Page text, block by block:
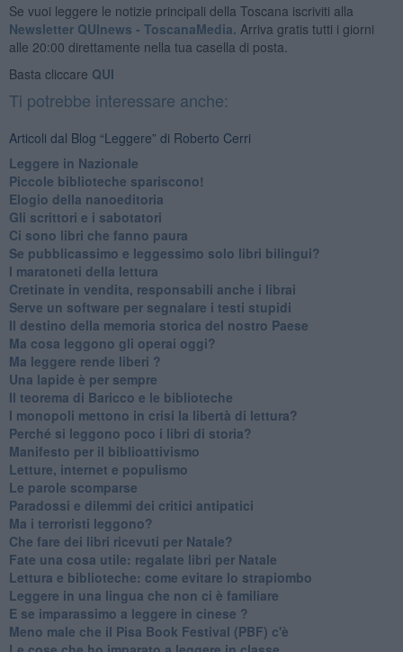
Se vuoi leggere le notizie principali della Toscana iscriviti alla
Newsletter QUInews - ToscanaMedia. Arriva gratis tutti i giorni
alle 20:00 direttamente nella tua casella di posta.
Basta cliccare QUI
Ti potrebbe interessare anche:
Articoli dal Blog “Leggere” di Roberto Cerri
​Leggere in Nazionale
​Piccole biblioteche spariscono!
​Elogio della nanoeditoria
Gli scrittori e i sabotatori
Ci sono libri che fanno paura
Se pubblicassimo e leggessimo solo libri bilingui?
I maratoneti della lettura
Cretinate in vendita, responsabili anche i librai
Serve un software per segnalare i testi stupidi
​Il destino della memoria storica del nostro Paese
Ma cosa leggono gli operai oggi?
Ma leggere rende liberi ?
​Una lapide è per sempre
Il teorema di Baricco e le biblioteche
I monopoli mettono in crisi la libertà di lettura?
​Perché si leggono poco i libri di storia?
​Manifesto per il biblioattivismo
Letture, internet e populismo
​Le parole scomparse
​Paradossi e dilemmi dei critici antipatici
Ma i terroristi leggono?
​Che fare dei libri ricevuti per Natale?
​Fate una cosa utile: regalate libri per Natale
​Lettura e biblioteche: come evitare lo strapiombo
Leggere in una lingua che non ci è familiare
​E se imparassimo a leggere in cinese ?
​Meno male che il Pisa Book Festival (PBF) c'è